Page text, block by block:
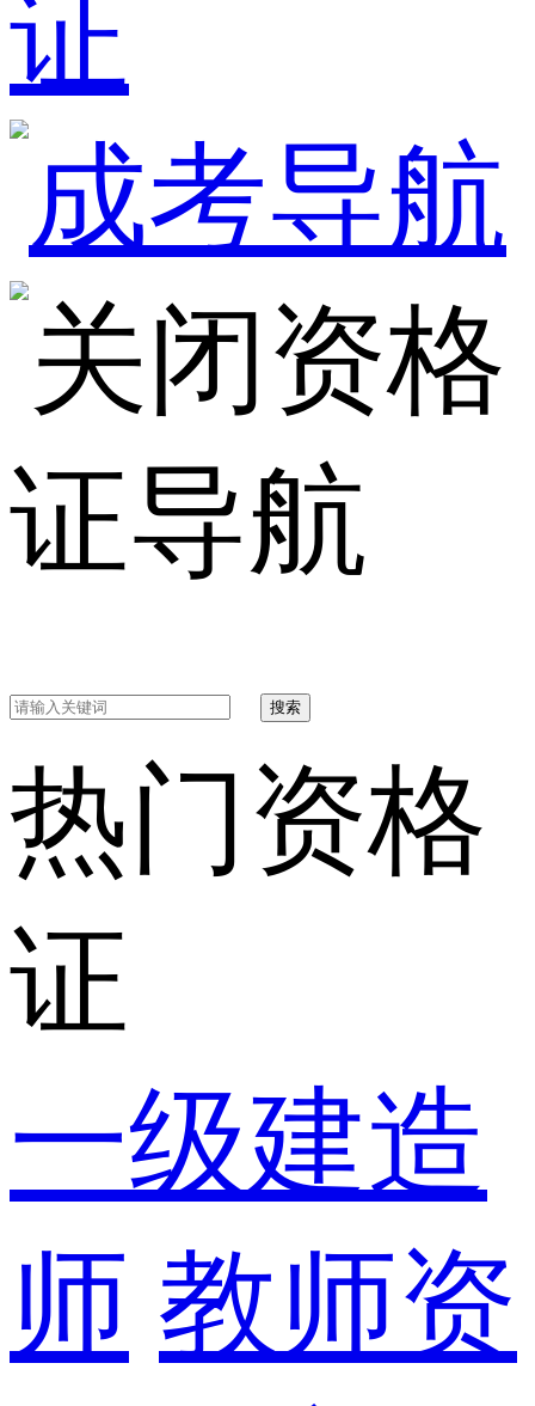
证
资格
证导航
搜索
热门资格
证
一级建造
师 教师资